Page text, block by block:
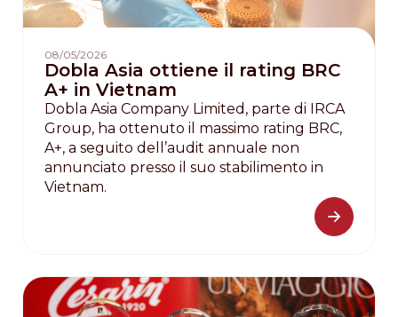
08/05/2026
Dobla Asia ottiene il rating BRC
A+ in Vietnam
Dobla Asia Company Limited, parte di IRCA
Group, ha ottenuto il massimo rating BRC,
A+, a seguito dell’audit annuale non
annunciato presso il suo stabilimento in
Vietnam.